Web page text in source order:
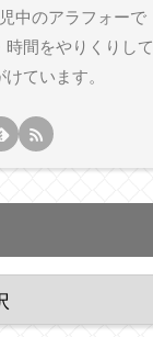
中のアラフォーで
間をやりくりして
ています。